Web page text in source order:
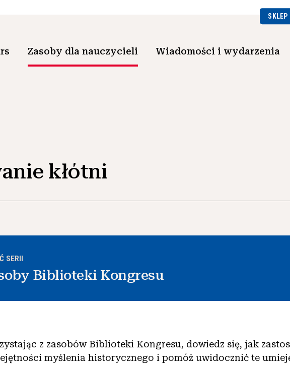
SKLEP
Zasoby dla nauczycieli Wiadomości i wydarzenia
kłótni
SERII
Biblioteki Kongresu
z zasobów Biblioteki Kongresu, dowiedz się, jak
myślenia historycznego i pomóż uwidocznić te